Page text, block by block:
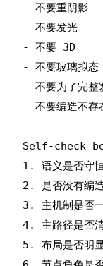
- 不要重阴影
- 不要发光
- 不要 3D
- 不要玻璃拟态
- 不要为了完整
- 不要编造不存
Self-check
1. 语义是否守
2. 是否没有编
3. 主机制是否
4. 主路径是否
5. 布局是否明